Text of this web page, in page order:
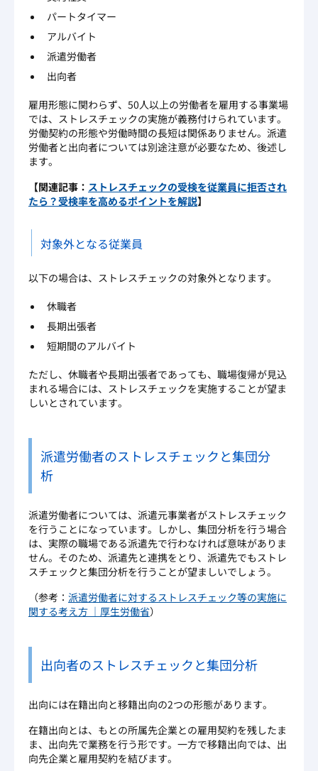
パートタイマー
アルバイト
派遣労働者
出向者
雇用形態に関わらず、50人以上の労働者を雇用する事業場
では、ストレスチェックの実施が義務付けられています。
労働契約の形態や労働時間の長短は関係ありません。派遣
労働者と出向者については別途注意が必要なため、後述し
ます。
【関連記事： ストレスチェックの受検を従業員に拒否され
たら？受検率を高めるポイントを解説】
対象外となる従業員
以下の場合は、ストレスチェックの対象外となります。
休職者
長期出張者
短期間のアルバイト
ただし、休職者や長期出張者であっても、職場復帰が見込
まれる場合には、ストレスチェックを実施することが望ま
しいとされています。
派遣労働者のストレスチェックと集団分
析
派遣労働者については、派遣元事業者がストレスチェック
を行うことになっています。しかし、集団分析を行う場合
は、実際の職場である派遣先で行わなければ意味がありま
せん。そのため、派遣先と連携をとり、派遣先でもストレ
スチェックと集団分析を行うことが望ましいでしょう。
（参考： 派遣労働者に対するストレスチェック等の実施に
関する考え方 ｜厚生労働省）
出向者のストレスチェックと集団分析
出向には在籍出向と移籍出向の2つの形態があります。
在籍出向とは、もとの所属先企業との雇用契約を残したま
ま、出向先で業務を行う形です。一方で移籍出向では、出
向先企業と雇用契約を結びます。